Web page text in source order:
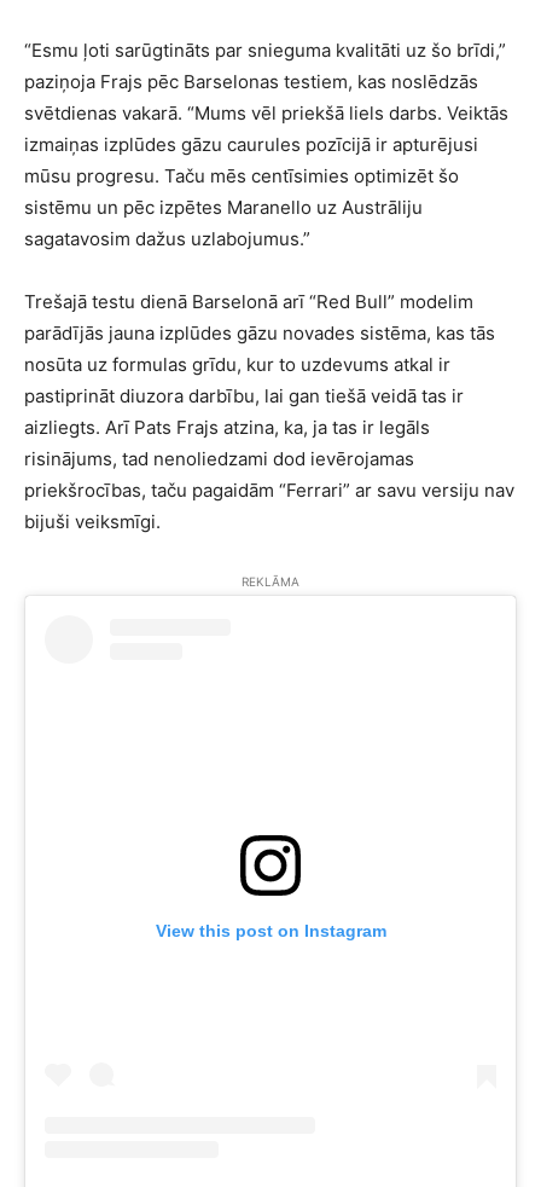
“Esmu ļoti sarūgtināts par snieguma kvalitāti uz šo brīdi,”
paziņoja Frajs pēc Barselonas testiem, kas noslēdzās
svētdienas vakarā. “Mums vēl priekšā liels darbs. Veiktās
izmaiņas izplūdes gāzu caurules pozīcijā ir apturējusi
mūsu progresu. Taču mēs centīsimies optimizēt šo
sistēmu un pēc izpētes Maranello uz Austrāliju
sagatavosim dažus uzlabojumus.”
Trešajā testu dienā Barselonā arī “Red Bull” modelim
parādījās jauna izplūdes gāzu novades sistēma, kas tās
nosūta uz formulas grīdu, kur to uzdevums atkal ir
pastiprināt diuzora darbību, lai gan tiešā veidā tas ir
aizliegts. Arī Pats Frajs atzina, ka, ja tas ir legāls
risinājums, tad nenoliedzami dod ievērojamas
priekšrocības, taču pagaidām “Ferrari” ar savu versiju nav
bijuši veiksmīgi.
REKLĀMA
View this post on Instagram